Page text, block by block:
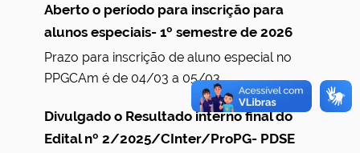
Aberto o período para inscrição para
alunos especiais- 1º semestre de 2026
Prazo para inscrição de aluno especial no
PPGCAm é de 04/03 a 05/03.
Divulgado o Resultado interno final do
Edital nº 2/2025/CInter/ProPG- PDSE